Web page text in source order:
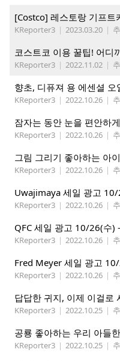
[Costco] 레스토랑 기프트
KReporter3 | 2023.03.20 |
코스트코 이용 꿀팁! 어디
KReporter3 | 2022.11.02 |
향초, 디퓨져 용 에센셜 오
KReporter3 | 2022.10.26 |
잠자는 동안 눈을 편안하
KReporter3 | 2022.10.26 |
그림 그리기 좋아하는 아
KReporter3 | 2022.10.26 |
Uwajimaya 세일 광고
KReporter3 | 2022.10.26 |
QFC 세일 광고 10/26(수)
KReporter3 | 2022.10.26 |
Fred Meyer 세일 광고
KReporter3 | 2022.10.26 |
답답한 귀지, 이제 이걸로
KReporter3 | 2022.10.25 |
공룡 좋아하는 우리 아들
KReporter3 | 2022.10.25 |